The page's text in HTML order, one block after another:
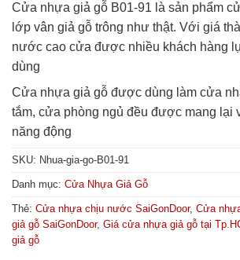
Cửa nhựa giả gỗ B01-91 là sản phẩm
lớp vân giả gỗ trông như thật. Với giá
nước cao cửa được nhiều khách hàng
dùng
Cửa nhựa giả gỗ được dùng làm cửa
tắm, cửa phòng ngủ đều được mang lại
năng động
SKU: Nhua-gia-go-B01-91
Danh mục: Cửa Nhựa Giả Gỗ
Thẻ: Cửa nhựa chịu nước SaiGonDoor, Cửa
giả gỗ SaiGonDoor, Giá cửa nhựa giả gỗ tại
giả gỗ